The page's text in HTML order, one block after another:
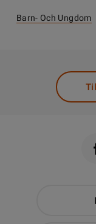
Barn- Och Ungdom